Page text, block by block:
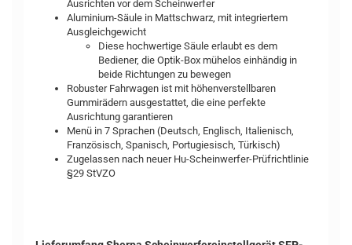
Ausrichten vor dem Scheinwerfer
Aluminium-Säule in Mattschwarz, mit integriertem
Ausgleichgewicht
Diese hochwertige Säule erlaubt es dem
Bediener, die Optik-Box mühelos einhändig in
beide Richtungen zu bewegen
Robuster Fahrwagen ist mit höhenverstellbaren
Gummirädern ausgestattet, die eine perfekte
Ausrichtung garantieren
Menü in 7 Sprachen (Deutsch, Englisch, Italienisch,
Französisch, Spanisch, Portugiesisch, Türkisch)
Zugelassen nach neuer Hu-Scheinwerfer-Prüfrichtlinie
§29 StVZO